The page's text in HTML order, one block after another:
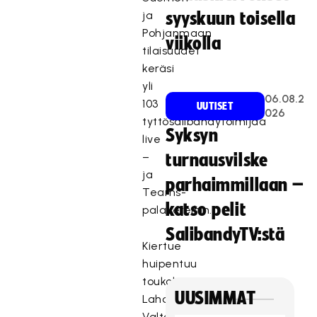
ja
Pohjanmaan
tilaisuudet
keräsi
yli
103
tyttösalibandytoimijaa
live
–
ja
Teams-
palavereihin.
Kiertue
huipentuu
toukokuussa
Lahdessa.
syyskuun toisella
viikolla
UUTISET
06.08.2
026
Syksyn
turnausvilske
parhaimmillaan –
katso pelit
SalibandyTV:stä
UUSIMMAT